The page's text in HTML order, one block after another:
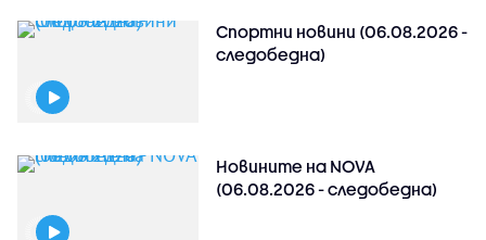
Спортни новини (06.08.2026 -
следобедна)
Новините на NOVA
(06.08.2026 - следобедна)